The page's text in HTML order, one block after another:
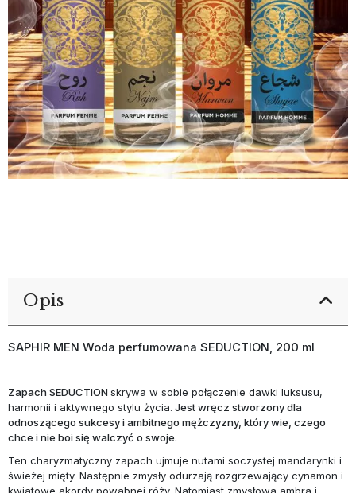
Opis
SAPHIR MEN Woda perfumowana SEDUCTION, 200 ml
Zapach SEDUCTIONskrywa w sobie połączenie dawki luksusu,
harmonii i aktywnego stylu życia. Jest wręcz stworzony dla
odnoszącego sukcesy i ambitnego mężczyzny, który wie, czego
chce i nie boi się walczyć o swoje.
Ten charyzmatyczny zapach ujmuje nutami soczystej mandarynki i
świeżej mięty. Następnie zmysły odurzają rozgrzewający cynamon i